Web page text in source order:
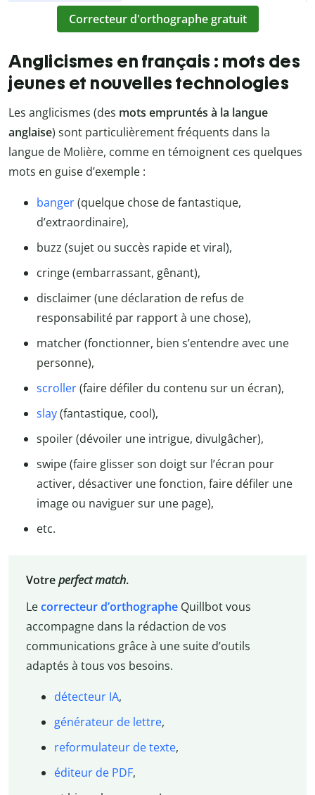
Correcteur d'orthographe gratuit
Anglicismes en français : mots des
jeunes et nouvelles technologies
Les anglicismes (des mots empruntés à la langue
anglaise) sont particulièrement fréquents dans la
langue de Molière, comme en témoignent ces quelques
mots en guise d’exemple :
banger(quelque chose de fantastique,
d’extraordinaire),
buzz (sujet ou succès rapide et viral),
cringe (embarrassant, gênant),
disclaimer (une déclaration de refus de
responsabilité par rapport à une chose),
matcher (fonctionner, bien s’entendre avec une
personne),
scroller(faire défiler du contenu sur un écran),
slay(fantastique, cool),
spoiler (dévoiler une intrigue, divulgâcher),
swipe (faire glisser son doigt sur l’écran pour
activer, désactiver une fonction, faire défiler une
image ou naviguer sur une page),
etc.
Votreperfect match.
Lecorrecteur d’orthographe Quillbot vous
accompagne dans la rédaction de vos
communications grâce à une suite d’outils
adaptés à tous vos besoins.
détecteur IA,
générateur de lettre,
reformulateur de texte,
éditeur de PDF,